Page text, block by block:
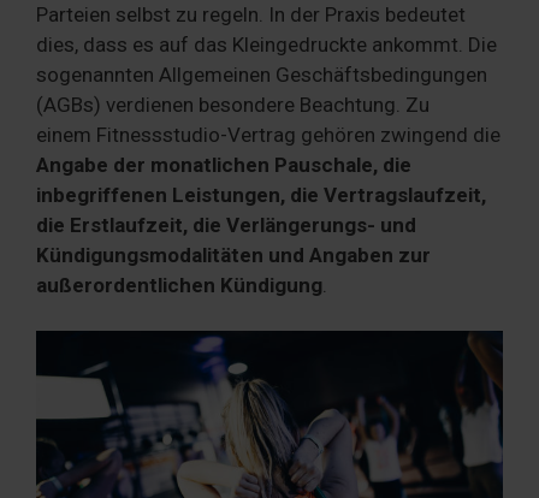
Parteien selbst zu regeln. In der Praxis bedeutet
dies, dass es auf das Kleingedruckte ankommt. Die
sogenannten Allgemeinen Geschäftsbedingungen
(AGBs) verdienen besondere Beachtung. Zu
einem Fitnessstudio-Vertrag gehören zwingend die
Angabe der monatlichen Pauschale, die
inbegriffenen Leistungen, die Vertragslaufzeit,
die Erstlaufzeit, die Verlängerungs- und
Kündigungsmodalitäten und Angaben zur
außerordentlichen Kündigung